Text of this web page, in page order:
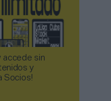
accede sin
y
Socios!​​​​​​​